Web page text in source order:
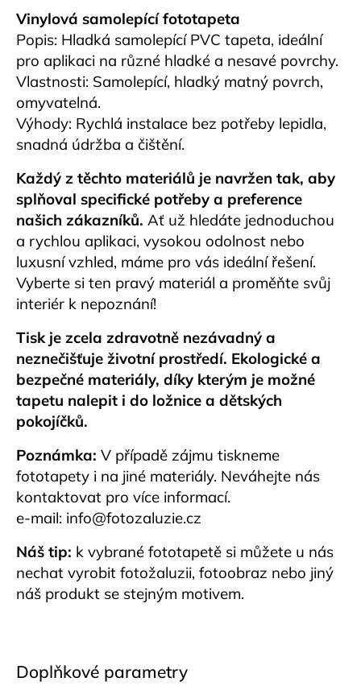
Vinylová samolepící fototapeta
Popis: Hladká samolepící PVC tapeta, ideální
pro aplikaci na různé hladké a nesavé povrchy.
Vlastnosti: Samolepící, hladký matný povrch,
omyvatelná.
Výhody: Rychlá instalace bez potřeby lepidla,
snadná údržba a čištění.
Každý z těchto materiálů je navržen tak, aby
splňoval specifické potřeby a preference
našich zákazníků. Ať už hledáte jednoduchou
a rychlou aplikaci, vysokou odolnost nebo
luxusní vzhled, máme pro vás ideální řešení.
Vyberte si ten pravý materiál a proměňte svůj
interiér k nepoznání!
Tisk je zcela zdravotně nezávadný a
neznečišťuje životní prostředí. Ekologické a
bezpečné materiály, díky kterým je možné
tapetu nalepit i do ložnice a dětských
pokojíčků.
Poznámka: V případě zájmu tiskneme
fototapety i na jiné materiály. Neváhejte nás
kontaktovat pro více informací.
e-mail: info@fotozaluzie.cz
Náš tip: k vybrané fototapetě si můžete u nás
nechat vyrobit fotožaluzii, fotoobraz nebo jiný
náš produkt se stejným motivem.
Doplňkové parametry